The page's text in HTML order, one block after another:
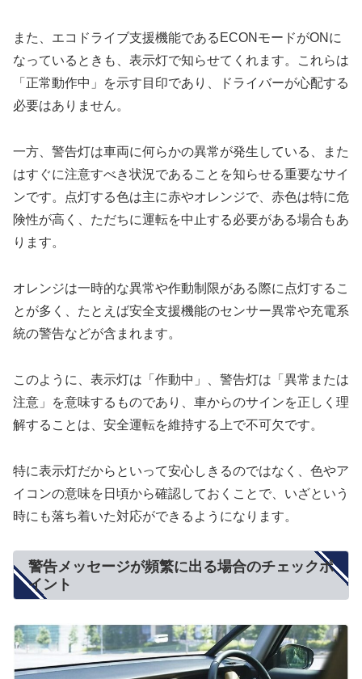
また、エコドライブ支援機能であるECONモードがONに
なっているときも、表示灯で知らせてくれます。これらは
「正常動作中」を示す目印であり、ドライバーが心配する
必要はありません。
一方、警告灯は車両に何らかの異常が発生している、また
はすぐに注意すべき状況であることを知らせる重要なサイ
ンです。点灯する色は主に赤やオレンジで、赤色は特に危
険性が高く、ただちに運転を中止する必要がある場合もあ
ります。
オレンジは一時的な異常や作動制限がある際に点灯するこ
とが多く、たとえば安全支援機能のセンサー異常や充電系
統の警告などが含まれます。
このように、表示灯は「作動中」、警告灯は「異常または
注意」を意味するものであり、車からのサインを正しく理
解することは、安全運転を維持する上で不可欠です。
特に表示灯だからといって安心しきるのではなく、色やア
イコンの意味を日頃から確認しておくことで、いざという
時にも落ち着いた対応ができるようになります。
警告メッセージが頻繁に出る場合のチェックポ
イント